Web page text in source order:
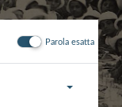
Parola esatta